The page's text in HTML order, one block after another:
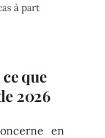
à part
que
2026
en